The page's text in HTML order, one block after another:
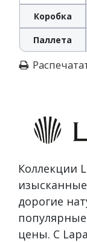
Коробка
Паллета
Коллекции
дорогие
цены. С